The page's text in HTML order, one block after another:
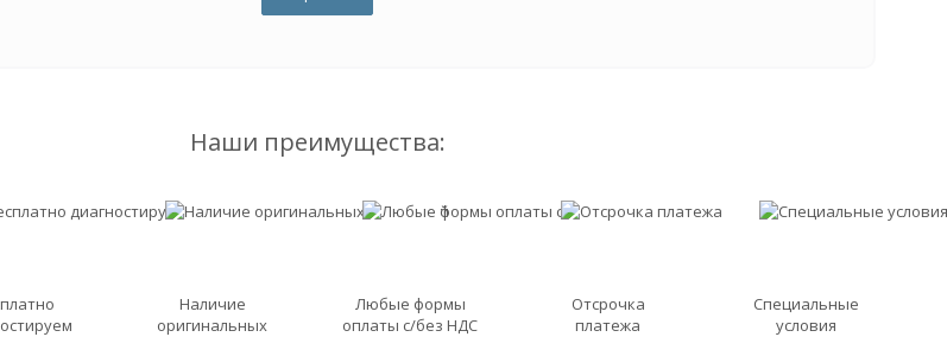
Наши преимущества:
Наличие
оригинальных
Любые формы
оплаты с/без НДС
Отсрочка
платежа
Специальные
условия